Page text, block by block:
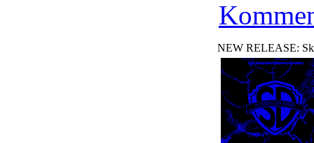
NEW RELEASE: